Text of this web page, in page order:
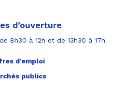
d’ouverture
8h30 à 12h et de 13h30 à 17h
d’emploi
publics